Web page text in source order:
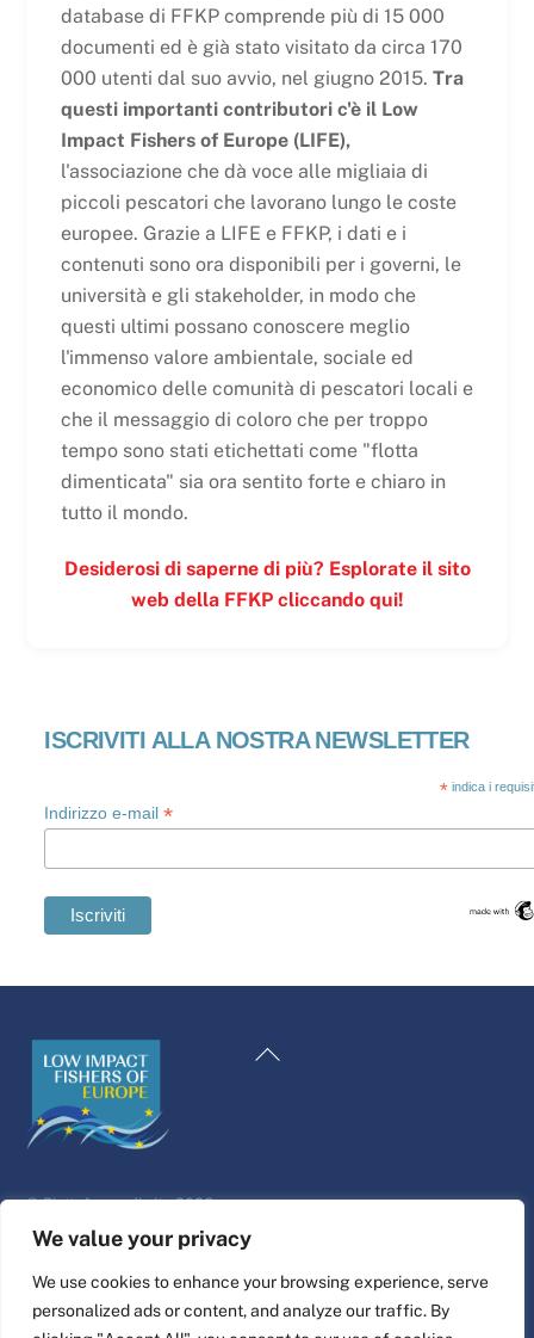
We value your privacy
We use cookies to enhance your browsing experience, serve
personalized ads or content, and analyze our traffic. By
database di FFKP comprende più di 15 000
documenti ed è già stato visitato da circa 170
000 utenti dal suo avvio, nel giugno 2015. Tra
questi importanti contributori c'è il Low
Impact Fishers of Europe (LIFE),
l'associazione che dà voce alle migliaia di
piccoli pescatori che lavorano lungo le coste
europee. Grazie a LIFE e FFKP, i dati e i
contenuti sono ora disponibili per i governi, le
università e gli stakeholder, in modo che
questi ultimi possano conoscere meglio
l'immenso valore ambientale, sociale ed
economico delle comunità di pescatori locali e
che il messaggio di coloro che per troppo
tempo sono stati etichettati come "flotta
dimenticata" sia ora sentito forte e chiaro in
tutto il mondo.
Desiderosi di saperne di più? Esplorate il sito
web della FFKP cliccando qui!
ISCRIVITI ALLA NOSTRA NEWSLETTER
* indica i
Indirizzo e-mail*
Torna
©Piattaforma di vita2026
Sito web progettato e realizzato da
Collegare
Dutch
Swedish